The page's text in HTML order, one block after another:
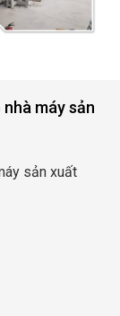
máy sản
sản xuất